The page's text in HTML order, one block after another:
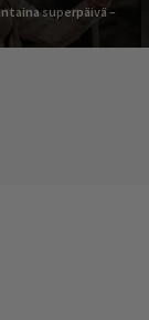
superpäivä –